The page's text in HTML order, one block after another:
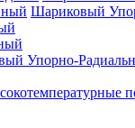
Шариковый
Упорно-